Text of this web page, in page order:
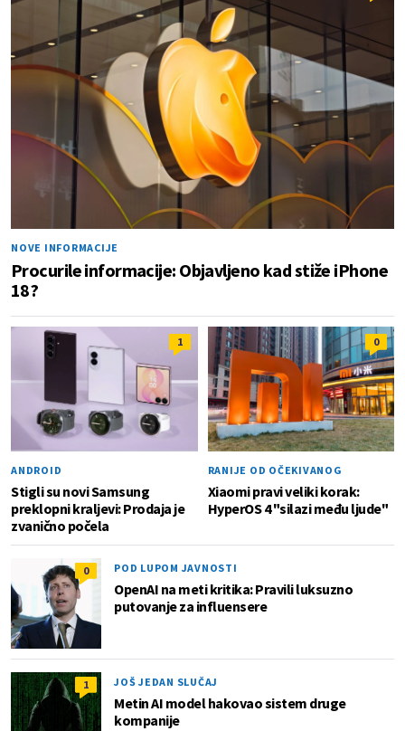
NOVE INFORMACIJE
Procurile informacije: Objavljeno kad stiže iPhone
18?
1
ANDROID
Stigli su novi Samsung
preklopni kraljevi: Prodaja je
zvanično počela
0
RANIJE OD OČEKIVANOG
Xiaomi pravi veliki korak:
HyperOS 4 "silazi među ljude"
0 POD LUPOM JAVNOSTI
OpenAI na meti kritika: Pravili luksuzno
putovanje za influensere
1 JOŠ JEDAN SLUČAJ
Metin AI model hakovao sistem druge
kompanije